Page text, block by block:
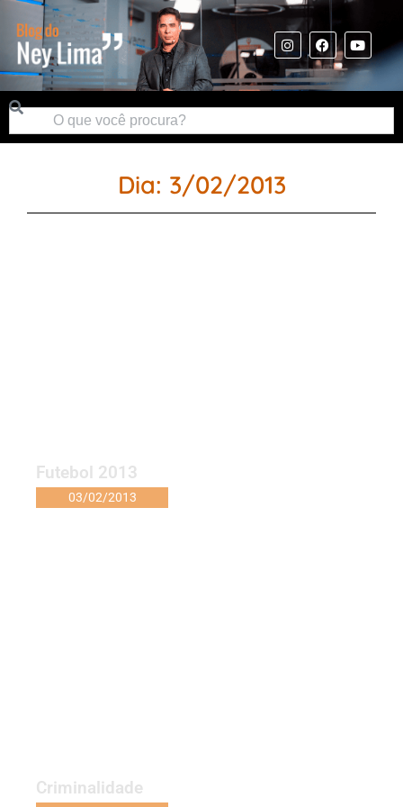
Dia: 3/02/2013
Futebol 2013
03/02/2013
Criminalidade